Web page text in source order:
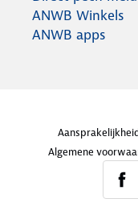
ANWB Winkels
ANWB apps
Algemene